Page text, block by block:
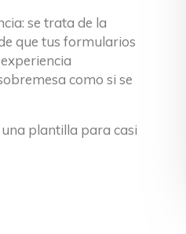
se trata de la
que tus formularios
como si se
plantilla para casi